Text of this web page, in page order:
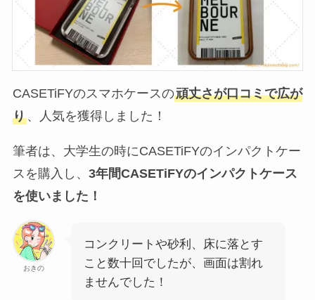
CASETiFYのスマホケースの頑丈さが口コミで広が
り、人気を獲得しました！
筆者は、大学生の時にCASETiFYのインパクトケー
スを購入し、 3年間CASETiFYのインパクトケース
を使いました！
おきの
コンクリートや砂利、床に落とす
こと数十回でしたが、画面は割れ
ませんでした！